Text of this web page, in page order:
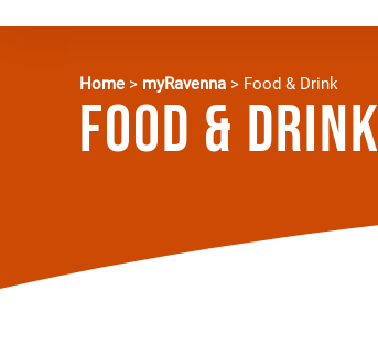
Home > myRavenna > Food & Drink
Food & Drink